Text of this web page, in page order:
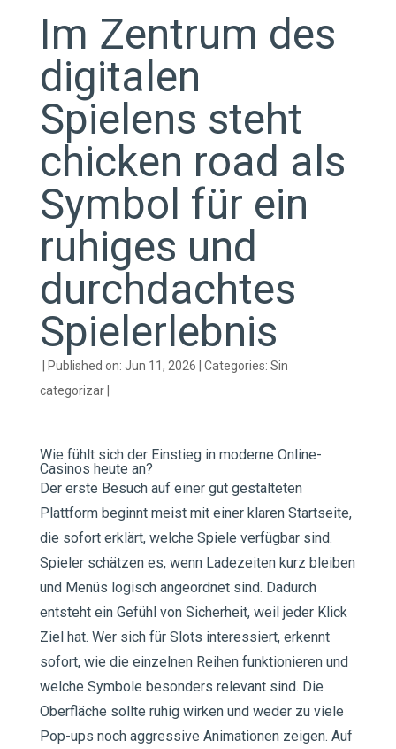
Im Zentrum des
digitalen
Spielens steht
chicken road als
Symbol für ein
ruhiges und
durchdachtes
Spielerlebnis
Published on: Jun 11, 2026 Categories: Sin
categorizar
Wie fühlt sich der Einstieg in moderne Online-
Casinos heute an?
Der erste Besuch auf einer gut gestalteten
Plattform beginnt meist mit einer klaren Startseite,
die sofort erklärt, welche Spiele verfügbar sind.
Spieler schätzen es, wenn Ladezeiten kurz bleiben
und Menüs logisch angeordnet sind. Dadurch
entsteht ein Gefühl von Sicherheit, weil jeder Klick
Ziel hat. Wer sich für Slots interessiert, erkennt
sofort, wie die einzelnen Reihen funktionieren und
welche Symbole besonders relevant sind. Die
Oberfläche sollte ruhig wirken und weder zu viele
Pop-ups noch aggressive Animationen zeigen. Auf